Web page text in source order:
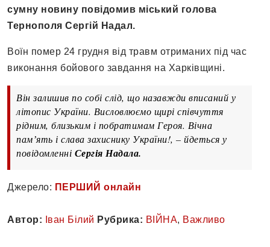
сумну новину повідомив міський голова
Тернополя Сергій Надал.
Воїн помер 24 грудня від травм отриманих під час
виконання бойового завдання на Харківщині.
Він залишив по собі слід, що назавжди вписаний у
літопис України. Висловлюємо щирі співчуття
рідним, близьким і побратимам Героя. Вічна
памʼять і слава захиснику України!, – йдеться у
повідомленні Сергія Надала.
Джерело: ПЕРШИЙ онлайн
Автор: Іван Білий Рубрика: ВІЙНА, Важливо